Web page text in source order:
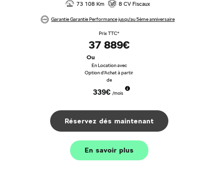
73 108 Km 8 CV Fiscaux
Garantie Garantie Performance jusqu'au 5ème anniversaire
Prix TTC*
37 889€
Ou
En Location avec
Option d'Achat à partir
de
339€ /mois
Réservez dés maintenant
En savoir plus